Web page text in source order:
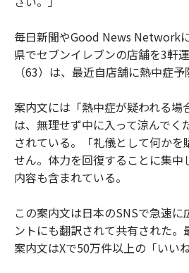
毎日新聞やGood News Network
県でセブンイレブンの店舗を3軒
（63）は、最近自店舗に熱中症予
案内文には「熱中症が疑われる場
は、無理せず中に入って涼んでく
されている。「礼儀として何かを
せん。体力を回復することに集中
内容も含まれている。
この案内文は日本のSNSで急速に
ントにも翻訳されて共有された
案内文はXで50万件以上の「いい